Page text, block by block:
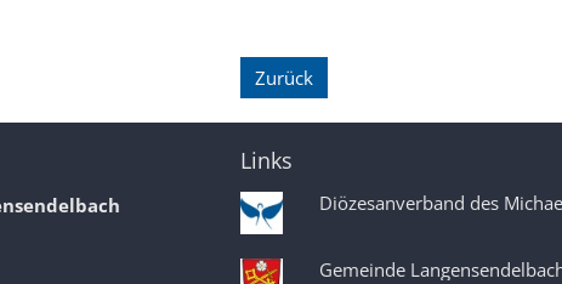
Zurück
Links
Diözesanverband des
Gemeinde